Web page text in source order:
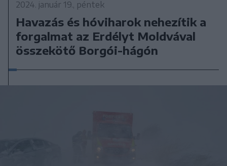
2024. január 19., péntek
Havazás és hóviharok nehezítik a
forgalmat az Erdélyt Moldvával
összekötő Borgói-hágón